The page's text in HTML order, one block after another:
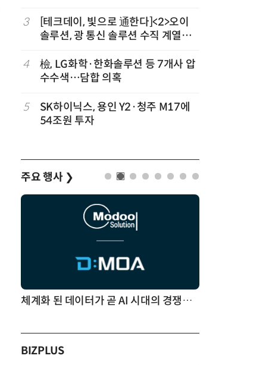
3
[테크데이, 빛으로 通한다]<2>오이
솔루션, 광 통신 솔루션 수직 계열
략'
4
檢, LG화학·한화솔루션 등 7개사 압
수수색…담합 의혹
5
SK하이닉스, 용인 Y2·청주 M17에
54조원 투자
주요 행사 ❯
체계화 된 데이터가 곧 AI 시대의 경쟁력이다
BIZPLUS